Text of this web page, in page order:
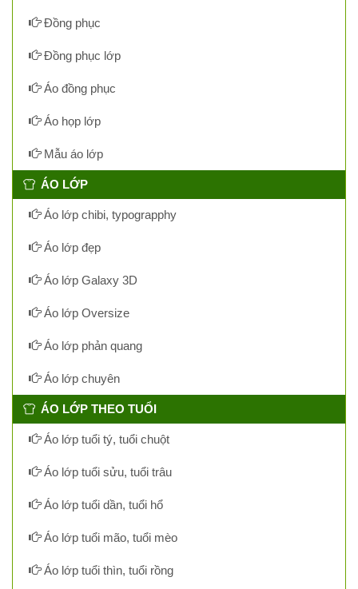
Đồng phục
Đồng phục lớp
Áo đồng phục
Áo họp lớp
Mẫu áo lớp
ÁO LỚP
Áo lớp chibi, typograpphy
Áo lớp đẹp
Áo lớp Galaxy 3D
Áo lớp Oversize
Áo lớp phản quang
Áo lớp chuyên
ÁO LỚP THEO TUỔI
Áo lớp tuổi tý, tuổi chuột
Áo lớp tuổi sửu, tuổi trâu
Áo lớp tuổi dần, tuổi hổ
Áo lớp tuổi mão, tuổi mèo
Áo lớp tuổi thìn, tuổi rồng